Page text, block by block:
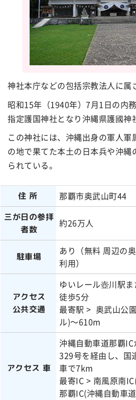
神社本庁などの包括宗教法人に属
昭和15年（1940年）7月1日の内
指定護国神社となり沖縄県護國神
この神社には、沖縄出身の軍人軍
の地で果てた本土の日本兵や沖縄
られている。
住所 那覇市奥武山町44
三が日の参拝
者数
約26万人
駐車場
あり（無料 周辺の
利用）
アクセス
公共交通
ゆいレール壺川駅
徒歩5分
最寄駅 > 奥武山公
ル)～610m
アクセス 車
沖縄自動車道那覇
329号を経由し、国
車で7km
最寄IC > 南風原南
那覇IC(沖縄自動車